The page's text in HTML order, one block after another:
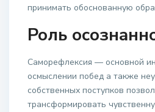
принимать обоснованную
Роль
Саморефлексия — основной
осмыслении побед а также
собственных поступков
трансформировать